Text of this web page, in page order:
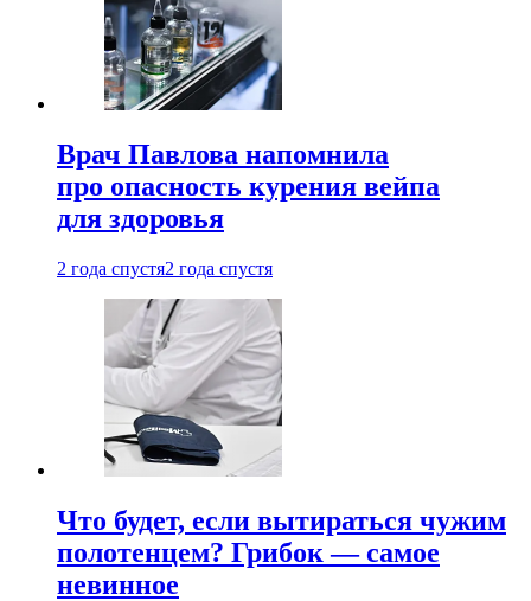
Врач Павлова напомнила
про опасность курения вейпа
для здоровья
2 года спустя2 года спустя
Что будет, если вытираться чужим
полотенцем? Грибок — самое
невинное